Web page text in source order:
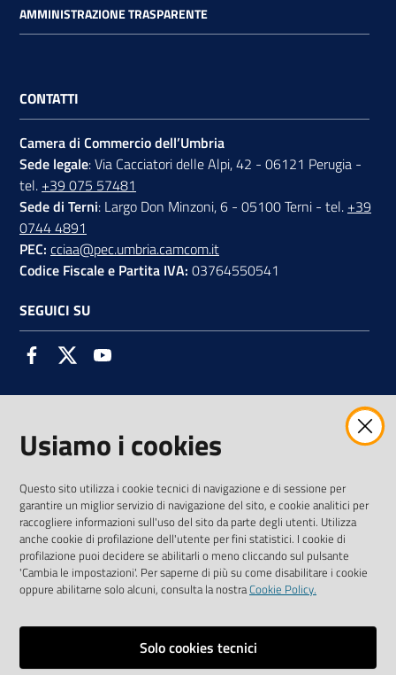
AMMINISTRAZIONE TRASPARENTE
CONTATTI
Camera di Commercio dell’Umbria
Sede legale: Via Cacciatori delle Alpi, 42 - 06121 Perugia -
tel. +39 075 57481
Sede di Terni: Largo Don Minzoni, 6 - 05100 Terni - tel. +39
0744 4891
PEC: cciaa@pec.umbria.camcom.it
Codice Fiscale e Partita IVA: 03764550541
SEGUICI SU
FacebookTwitter
AMMINISTRAZIONE TRASPARENTE INTERCAM S.C.A.R.L.
Vai alla pagina
Media Policy
Usiamo i cookies
Questo sito utilizza i cookie tecnici di navigazione e di sessione per
garantire un miglior servizio di navigazione del sito, e cookie analitici per
raccogliere informazioni sull'uso del sito da parte degli utenti. Utilizza
anche cookie di profilazione dell'utente per fini statistici. I cookie di
profilazione puoi decidere se abilitarli o meno cliccando sul pulsante
'Cambia le impostazioni'. Per saperne di più su come disabilitare i cookie
oppure abilitarne solo alcuni, consulta la nostraCookie Policy.
Solo cookies tecnici